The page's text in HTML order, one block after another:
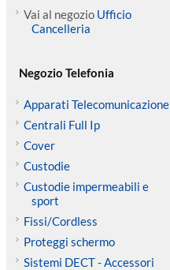
Vai al negozio Ufficio
Cancelleria
Negozio Telefonia
Apparati Telecomunicazione
Centrali Full Ip
Cover
Custodie
Custodie impermeabili e
sport
Fissi/Cordless
Proteggi schermo
Sistemi DECT - Accessori